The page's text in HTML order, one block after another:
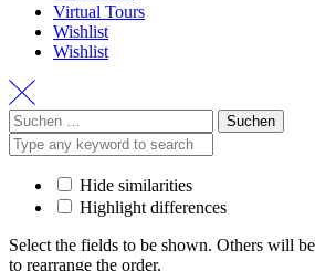
Virtual Tours
Wishlist
Wishlist
Suchen
nach:
Hide similarities
Highlight differences
Select the fields to be shown. Others will
to rearrange the order.